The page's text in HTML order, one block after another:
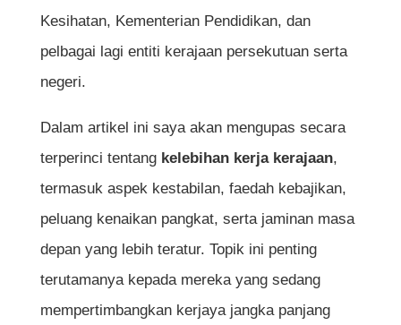
Kesihatan, Kementerian Pendidikan, dan
pelbagai lagi entiti kerajaan persekutuan serta
negeri.
Dalam artikel ini saya akan mengupas secara
terperinci tentang kelebihan kerja kerajaan,
termasuk aspek kestabilan, faedah kebajikan,
peluang kenaikan pangkat, serta jaminan masa
depan yang lebih teratur. Topik ini penting
terutamanya kepada mereka yang sedang
mempertimbangkan kerjaya jangka panjang